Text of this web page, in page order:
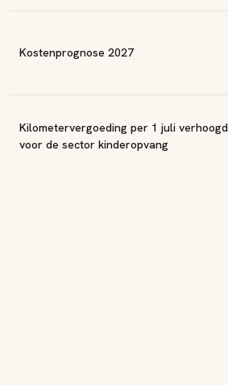
Kostenprognose 2027
Kilometervergoeding per 1 juli verhoogd
voor de sector kinderopvang